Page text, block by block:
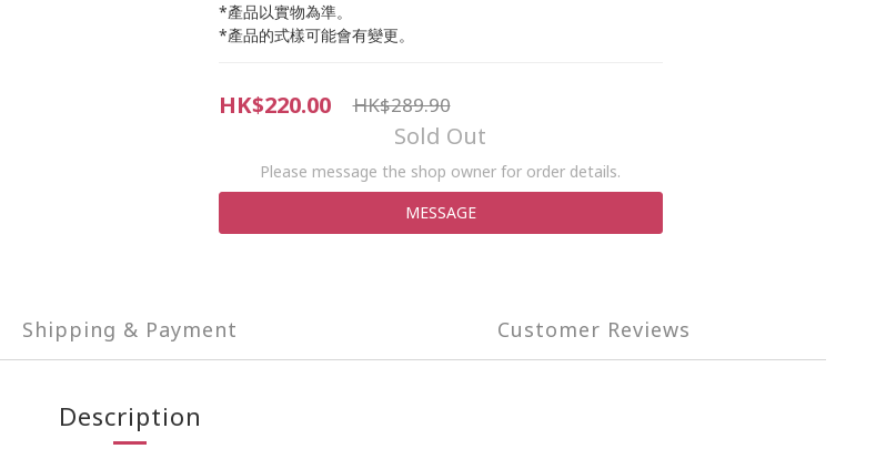
*產品以實物為準。
*產品的式樣可能會有變更。
HK$220.00 HK$289.90
Sold Out
Please message the shop owner for order details.
MESSAGE
Shipping & Payment Customer Reviews
Description